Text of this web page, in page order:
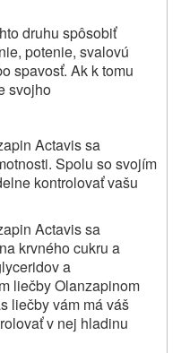
druhu spôsobiť
potenie, svalovú
spavosť. Ak k tomu
svojho
Actavis sa
Spolu so svojím
kontrolovať vašu
Actavis sa
krvného cukru a
a
liečby Olanzapinom
liečby vám má váš
v nej hladinu